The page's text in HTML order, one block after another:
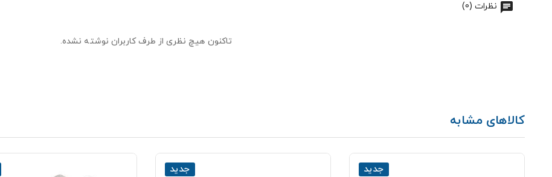
نظرات (0)
تاکنون هیچ نظری از طرف کاربران نوشته نشده.
کالاهای مشابه
جدید جدید